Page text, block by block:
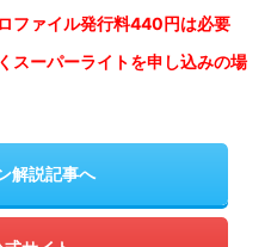
ファイル発行料440円は必要
ーパーライトを申し込みの場
解説記事へ